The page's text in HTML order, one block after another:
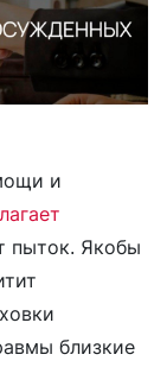
и
пыток. Якобы
близкие